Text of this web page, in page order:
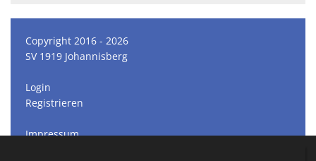
Copyright 2016 - 2026
SV 1919 Johannisberg
Login
Registrieren
Impressum